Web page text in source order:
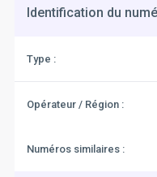
Identification du
Type :
Opérateur / Région :
Numéros similaires :